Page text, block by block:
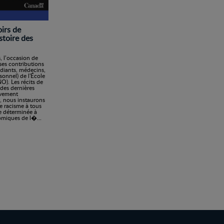
de
des
l’occasion de
contributions
médecins,
de l'École
Les récits de
dernières
nous instaurons
racisme à tous
déterminée à
de l�...